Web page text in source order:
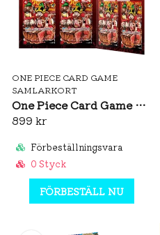
ONE PIECE CARD GAME
SAMLARKORT
One Piece Card Game Premium Card Collection 29th Anniversary Edition (JP)
899 kr
Förbeställningsvara
0 Styck
FÖRBESTÄLL NU